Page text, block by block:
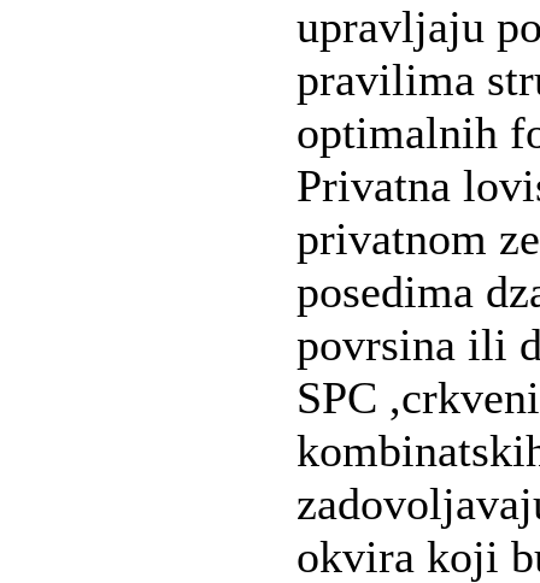
upravljaju
pravilima
optimalnih
Privatna
privatnom
posedima
povrsina ili
SPC
okvira koji